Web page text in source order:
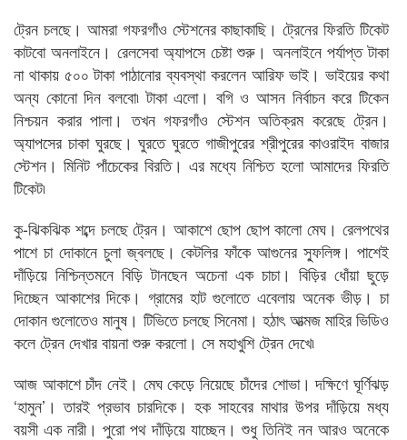
ট্রেন চলছে। আমরা গফরগাঁও স্টেশনের কাছাকাছি। ট্রেনের ফিরতি টিকেট
কাটবো অনলাইনে। রেলসেবা অ্যাপসে চেষ্টা শুরু। অনলাইনে পর্যাপ্ত টাকা
না থাকায় ৫০০ টাকা পাঠানোর ব্যবস্থা করলেন আরিফ ভাই। ভাইয়ের কথা
অন্য কোনো দিন বলবো৷ টাকা এলো। বগি ও আসন নির্বাচন করে টিকেন
নিশ্চয়ন করার পালা। তখন গফরগাঁও স্টেশন অতিক্রম করেছে ট্রেন।
অ্যাপসের চাকা ঘুরছে। ঘুরতে ঘুরতে গাজীপুরের শ্রীপুরের কাওরাইদ বাজার
স্টেশন। মিনিট পাঁচেকের বিরতি। এর মধ্যে নিশ্চিত হলো আমাদের ফিরতি
টিকেট৷
কু-ঝিকঝিক শব্দে চলছে ট্রেন। আকাশে ছোপ ছোপ কালো মেঘ। রেলপথের
পাশে চা দোকানে চুলা জ্বলছে। কেটলির ফাঁকে আগুনের স্ফুলিঙ্গ। পাশেই
দাঁড়িয়ে নিশ্চিন্তমনে বিড়ি টানছেন অচেনা এক চাচা। বিড়ির ধোঁয়া ছুড়ে
দিচ্ছেন আকাশের দিকে। গ্রামের হাট গুলোতে এবেলায় অনেক ভীড়। চা
দোকান গুলোতেও মানুষ। টিভিতে চলছে সিনেমা। হঠাৎ আত্মজ মাহির ভিডিও
কলে ট্রেন দেখার বায়না শুরু করলো। সে মহাখুশি ট্রেন দেখে৷
আজ আকাশে চাঁদ নেই। মেঘ কেড়ে নিয়েছে চাঁদের শোভা। দক্ষিণে ঘূর্ণিঝড়
‘হামুন’। তারই প্রভাব চারদিকে। হক সাহবের মাথার উপর দাঁড়িয়ে মধ্য
বয়সী এক নারী। পুরো পথ দাঁড়িয়ে যাচ্ছেন। শুধু তিনিই নন আরও অনেকে